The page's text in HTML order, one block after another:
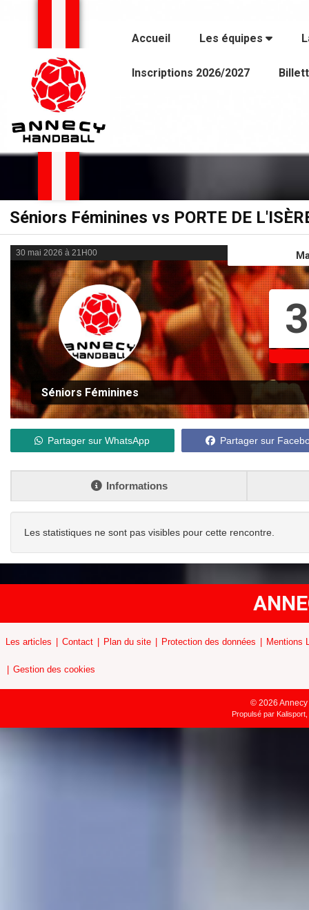
Accueil Les équipes
Inscriptions 2026/2027
Séniors Féminines vs PORTE DE
30 mai 2026 à 21H00
Séniors Féminines
Partager sur WhatsApp Partager sur
Informations
Les statistiques ne sont pas visibles pour cette rencontre.
Les articles Contact Plan du site Protection des données Mentions
Gestion des cookies
© 2026
Propulsé par